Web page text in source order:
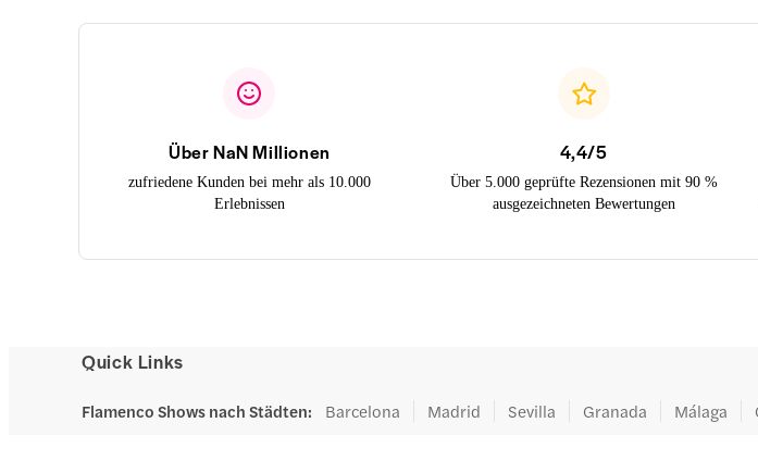
Über NaN Millionen
zufriedene Kunden bei mehr als 10.000
Erlebnissen
4,4/5
Über 5.000 geprüfte Rezensionen mit 90 %
ausgezeichneten Bewertungen
Quick Links
Flamenco Shows nach Städten: Barcelona Madrid Sevilla Granada Málaga